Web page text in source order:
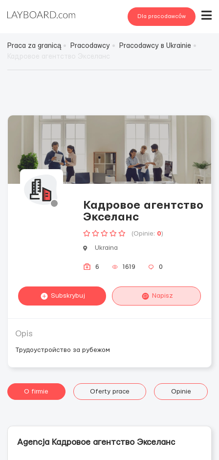
Dla pracodawców
Praca za granicą Pracodawcy
Pracodawcy в Ukrainie
Кадровое агентство
Экселанс
(Opinie: 0)
Ukraina
6 1619 0
Subskrybuj Napisz
Opis
Трудоустройство за рубежом
O firmie Oferty prace Opinie
Agencja Кадровое агентство Экселанс